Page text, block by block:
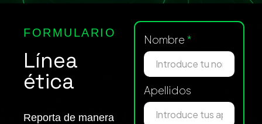
FORMULARIO
Línea
ética
Reporta de manera
Nombre *
Apellidos